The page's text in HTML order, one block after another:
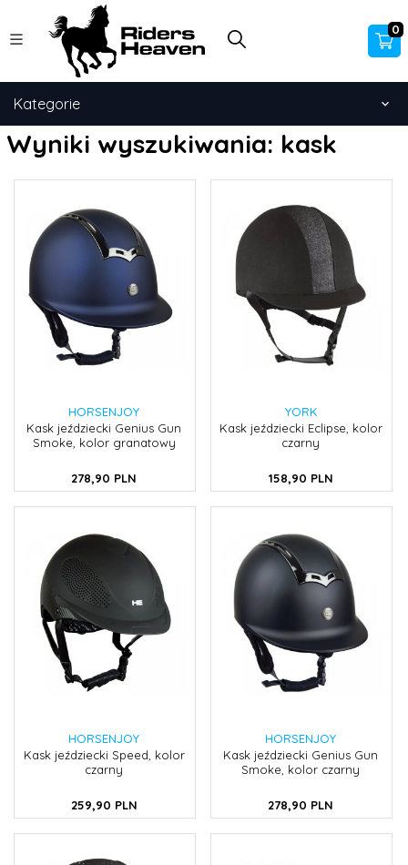
0
Kategorie
Wyniki wyszukiwania: kask
HORSENJOY
Kask jeździecki Genius Gun
Smoke, kolor granatowy
278,90 PLN
YORK
Kask jeździecki Eclipse, kolor
czarny
158,90 PLN
HORSENJOY
Kask jeździecki Speed, kolor
czarny
259,90 PLN
HORSENJOY
Kask jeździecki Genius Gun
Smoke, kolor czarny
278,90 PLN